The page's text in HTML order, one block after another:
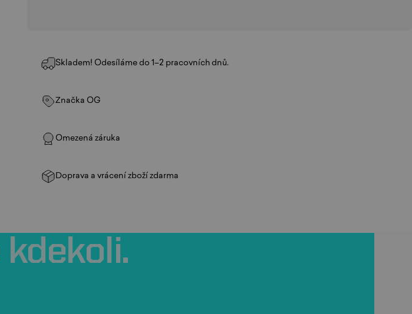
Skladem! Odesíláme do 1–2 pracovních dnů.
Značka OG
Omezená záruka
Doprava a vrácení zboží zdarma
kdekoli.